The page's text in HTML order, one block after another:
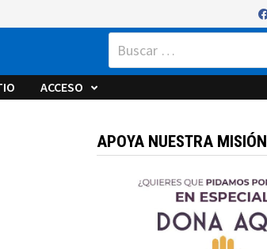
Buscar:
ACCESO
APOYA NUESTRA MISIÓN